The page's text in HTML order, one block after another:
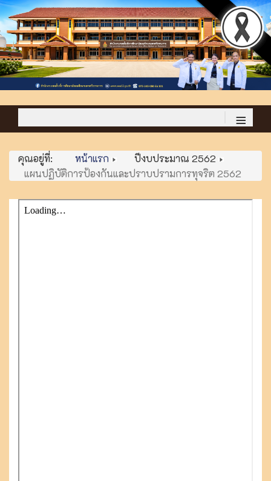
≡
คุณอยู่ที่: หน้าแรก
ปีงบประมาณ 2562
แผนปฏิบัติการป้องกันและปราบปรามการทุจริต 2562